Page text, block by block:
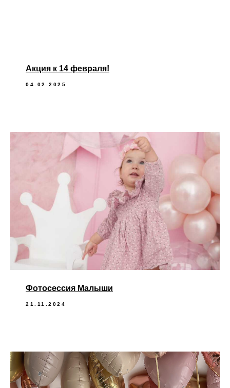
Акция к 14 февраля!
04.02.2025
Фотосессия Малыши
21.11.2024